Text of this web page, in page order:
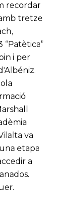
recordar
tretze
“Patètica”
i per
va
etapa
a